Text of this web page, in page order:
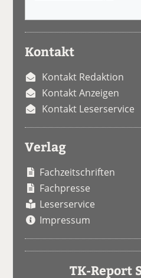
Kontakt
Kontakt Redaktion
Kontakt Anzeigen
Kontakt Leserservice
Verlag
Fachzeitschriften
Fachpresse
Leserservice
Impressum
TK-Report